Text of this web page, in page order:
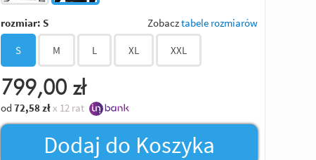
rozmiar: S Zobacztabele rozmiarów
S M L XL XXL
799,00 zł
od 72,58 zł x 12 rat
Dodaj do Koszyka